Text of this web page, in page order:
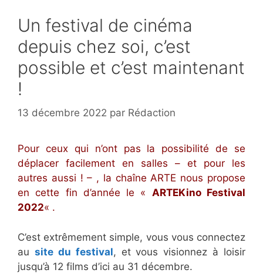
Un festival de cinéma
depuis chez soi, c’est
possible et c’est maintenant
!
13 décembre 2022 par Rédaction
Pour ceux qui n’ont pas la possibilité de se
déplacer facilement en salles – et pour les
autres aussi ! – , la chaîne ARTE nous propose
en cette fin d’année le « ARTEKino Festival
2022« .
C’est extrêmement simple, vous vous connectez
au site du festival, et vous visionnez à loisir
jusqu’à 12 films d’ici au 31 décembre.